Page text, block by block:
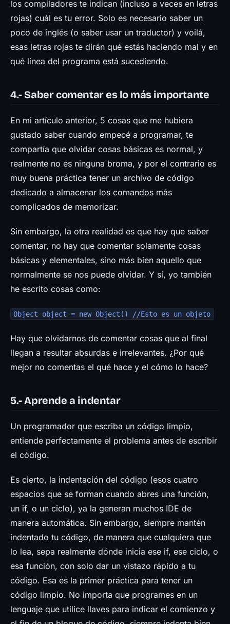
los compiladores te indican (incluso a veces en letras
rojas) cuál es tu error. Solo es necesario saber un
poco de inglés (o saber usar un traductor) y voilá,
esas letras rojas te dirán qué estás haciendo mal y en
qué linea del programa está sucediendo.
4.- Saber comentar es lo más importante
En mi artículo anterior, 5 cosas que me hubiera
gustado saber cuando empecé a programar, te
compartía que olvidar cosas básicas es normal, y
realmente no es ninguna broma, y por el contrario es
muy buena práctica tener un archivo de código
dedicado a almacenar los comandos más
complicados de memorizar.
Sin embargo, la otra realidad es que hay que saber
comentar, no hay que comentar solamente cosas
básicas y elementales, sino más bien aquello que
normalmente se nos puede olvidar. Y sí, yo también
he escrito cosas como:
Object object = new Object() //Esto es un objeto
Hay que olvidarnos de comentar cosas que al final
llegan a resultar absurdas e irrelevantes. ¿Por qué
mejor no comentas el qué hace y el cómo lo hace?
5.- Aprende a indentar
Un programador que escriba un código limpio,
entiende perfectamente el problema antes de escribir
el código.
Es cierto, la indentación del código (esos cuatro
espacios que se forman cuando abres una función,
un if, o un ciclo), ya la generan muchos IDE de
manera automática. Sin embargo, siempre mantén
indentado tu código, de manera que cualquiera que
lo lea, sepa realmente dónde inicia ese if, ese ciclo, o
esa función, con solo dar un vistazo rápido a tu
código. Esa es la primer práctica para tener un
código limpio. No importa que programes en un
lenguaje que utilice llaves para indicar el comienzo y